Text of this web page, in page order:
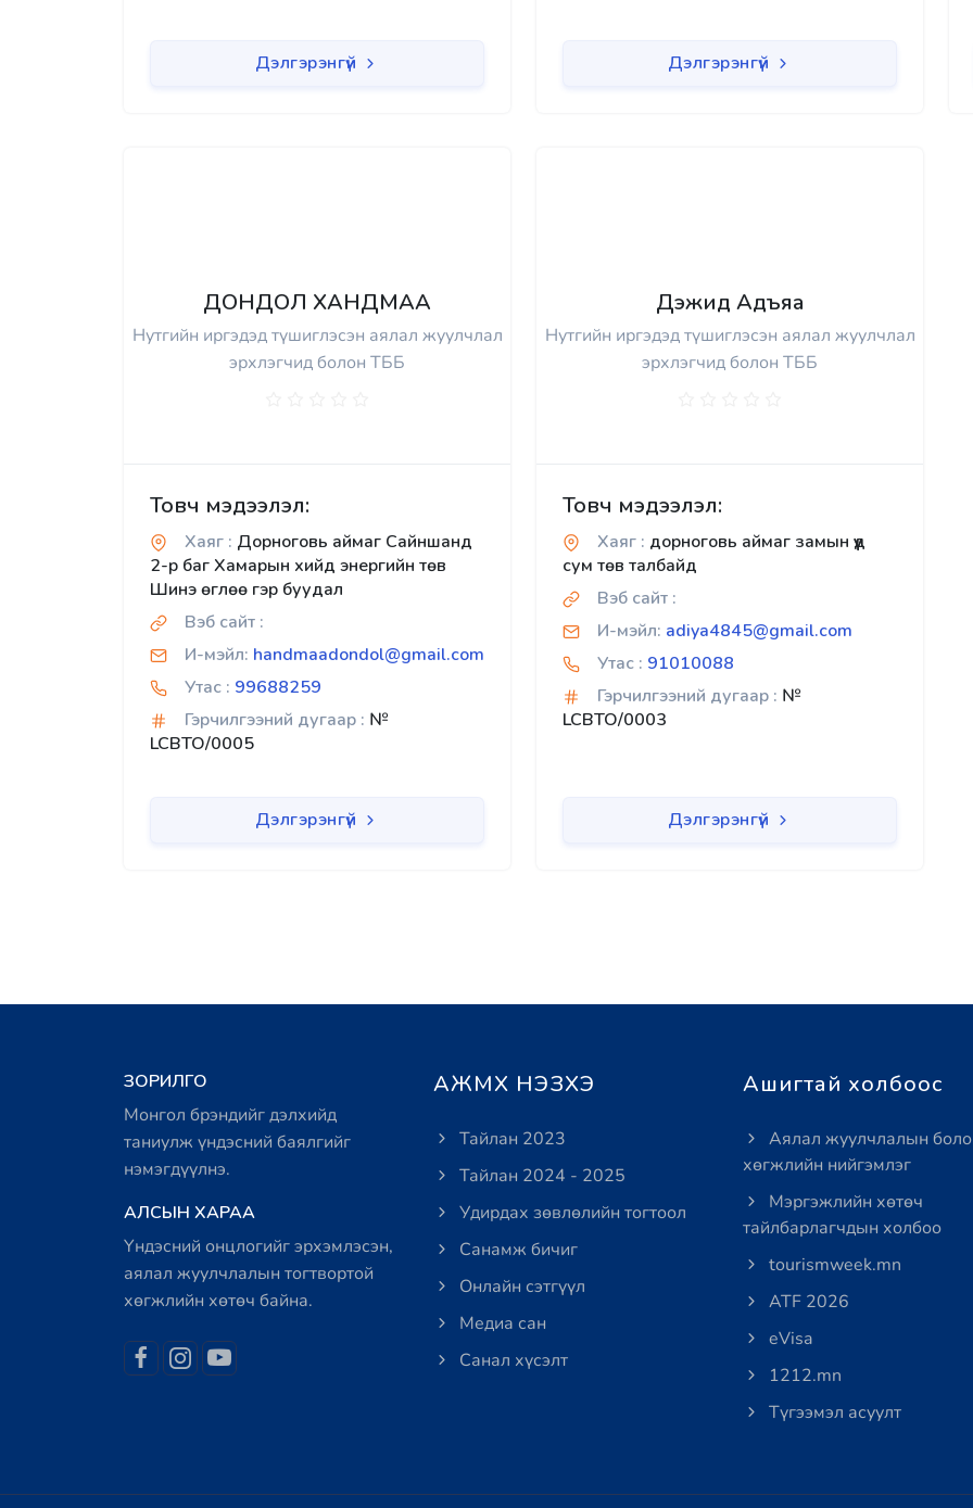
Дэлгэрэнгүй Дэлгэрэнгүй
ДОНДОЛ ХАНДМАА
Нутгийн иргэдэд түшиглэсэн аялал жуулчлал
эрхлэгчид болон ТББ
Товч мэдээлэл:
Хаяг : Дорноговь аймаг Сайншанд
2-р баг Хамарын хийд энергийн төв
Шинэ өглөө гэр буудал
Вэб сайт :
И-мэйл: handmaadondol@gmail.com
Утас : 99688259
Гэрчилгээний дугаар : №
LCBTO/0005
Дэлгэрэнгүй
Дэжид Адъяа
Нутгийн иргэдэд түшиглэсэн аялал жуулчлал
эрхлэгчид болон ТББ
Товч мэдээлэл:
Хаяг : дорноговь аймаг замын үүд
сум төв талбайд
Вэб сайт :
И-мэйл: adiya4845@gmail.com
Утас : 91010088
Гэрчилгээний дугаар : №
LCBTO/0003
Дэлгэрэнгүй
ЗОРИЛГО
Монгол брэндийг дэлхийд
таниулж үндэсний баялгийг
нэмэгдүүлнэ.
АЛСЫН ХАРАА
Үндэсний онцлогийг эрхэмлэсэн,
аялал жуулчлалын тогтвортой
хөгжлийн хөтөч байна.
АЖМХ НЭЗХЭ
Тайлан 2023
Тайлан 2024 - 2025
Удирдах зөвлөлийн тогтоол
Санамж бичиг
Онлайн сэтгүүл
Медиа сан
Санал хүсэлт
Ашигтай холбоос
Аялал жуулчлалын
хөгжлийн нийгэмлэг
Мэргэжлийн хөтөч
тайлбарлагчдын холбоо
tourismweek.mn
ATF 2026
eVisa
1212.mn
Түгээмэл асуулт